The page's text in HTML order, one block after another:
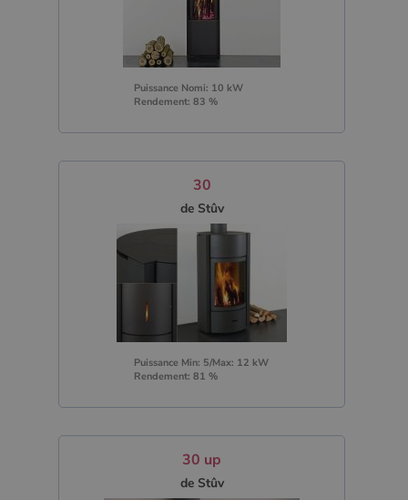
Puissance Nomi: 10 kW
Rendement: 83 %
30
de Stûv
Puissance Min: 5/Max: 12 kW
Rendement: 81 %
30 up
de Stûv